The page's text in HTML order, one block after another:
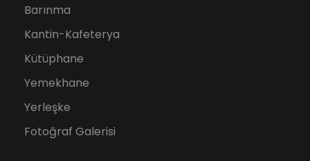
Barınma
Kantin-Kafeterya
Kütüphane
Yemekhane
Yerleşke
Fotoğraf Galerisi